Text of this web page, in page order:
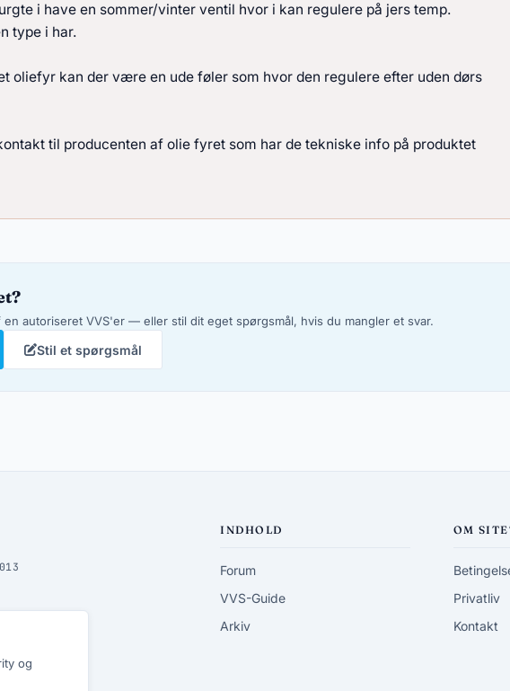
i have en sommer/vinter ventil hvor i kan regulere på jers temp.
type i har.
oliefyr kan der være en ude føler som hvor den regulere efter uden dørs
til producenten af olie fyret som har de tekniske info på produktet
autoriseret VVS'er — eller stil dit eget spørgsmål, hvis du mangler et svar.
Stil et spørgsmål
INDHOLD
Forum
VVS-Guide
Arkiv
OM
Privatliv
Kontakt
og